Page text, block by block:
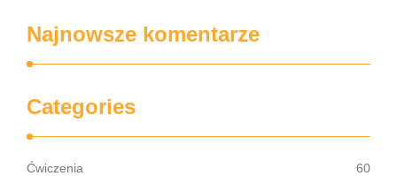
Najnowsze komentarze
Categories
Ćwiczenia
60